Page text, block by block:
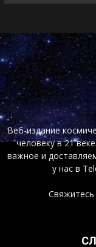
Веб-издание
человеку в 21
важное и
у нас в
Свяжитесь